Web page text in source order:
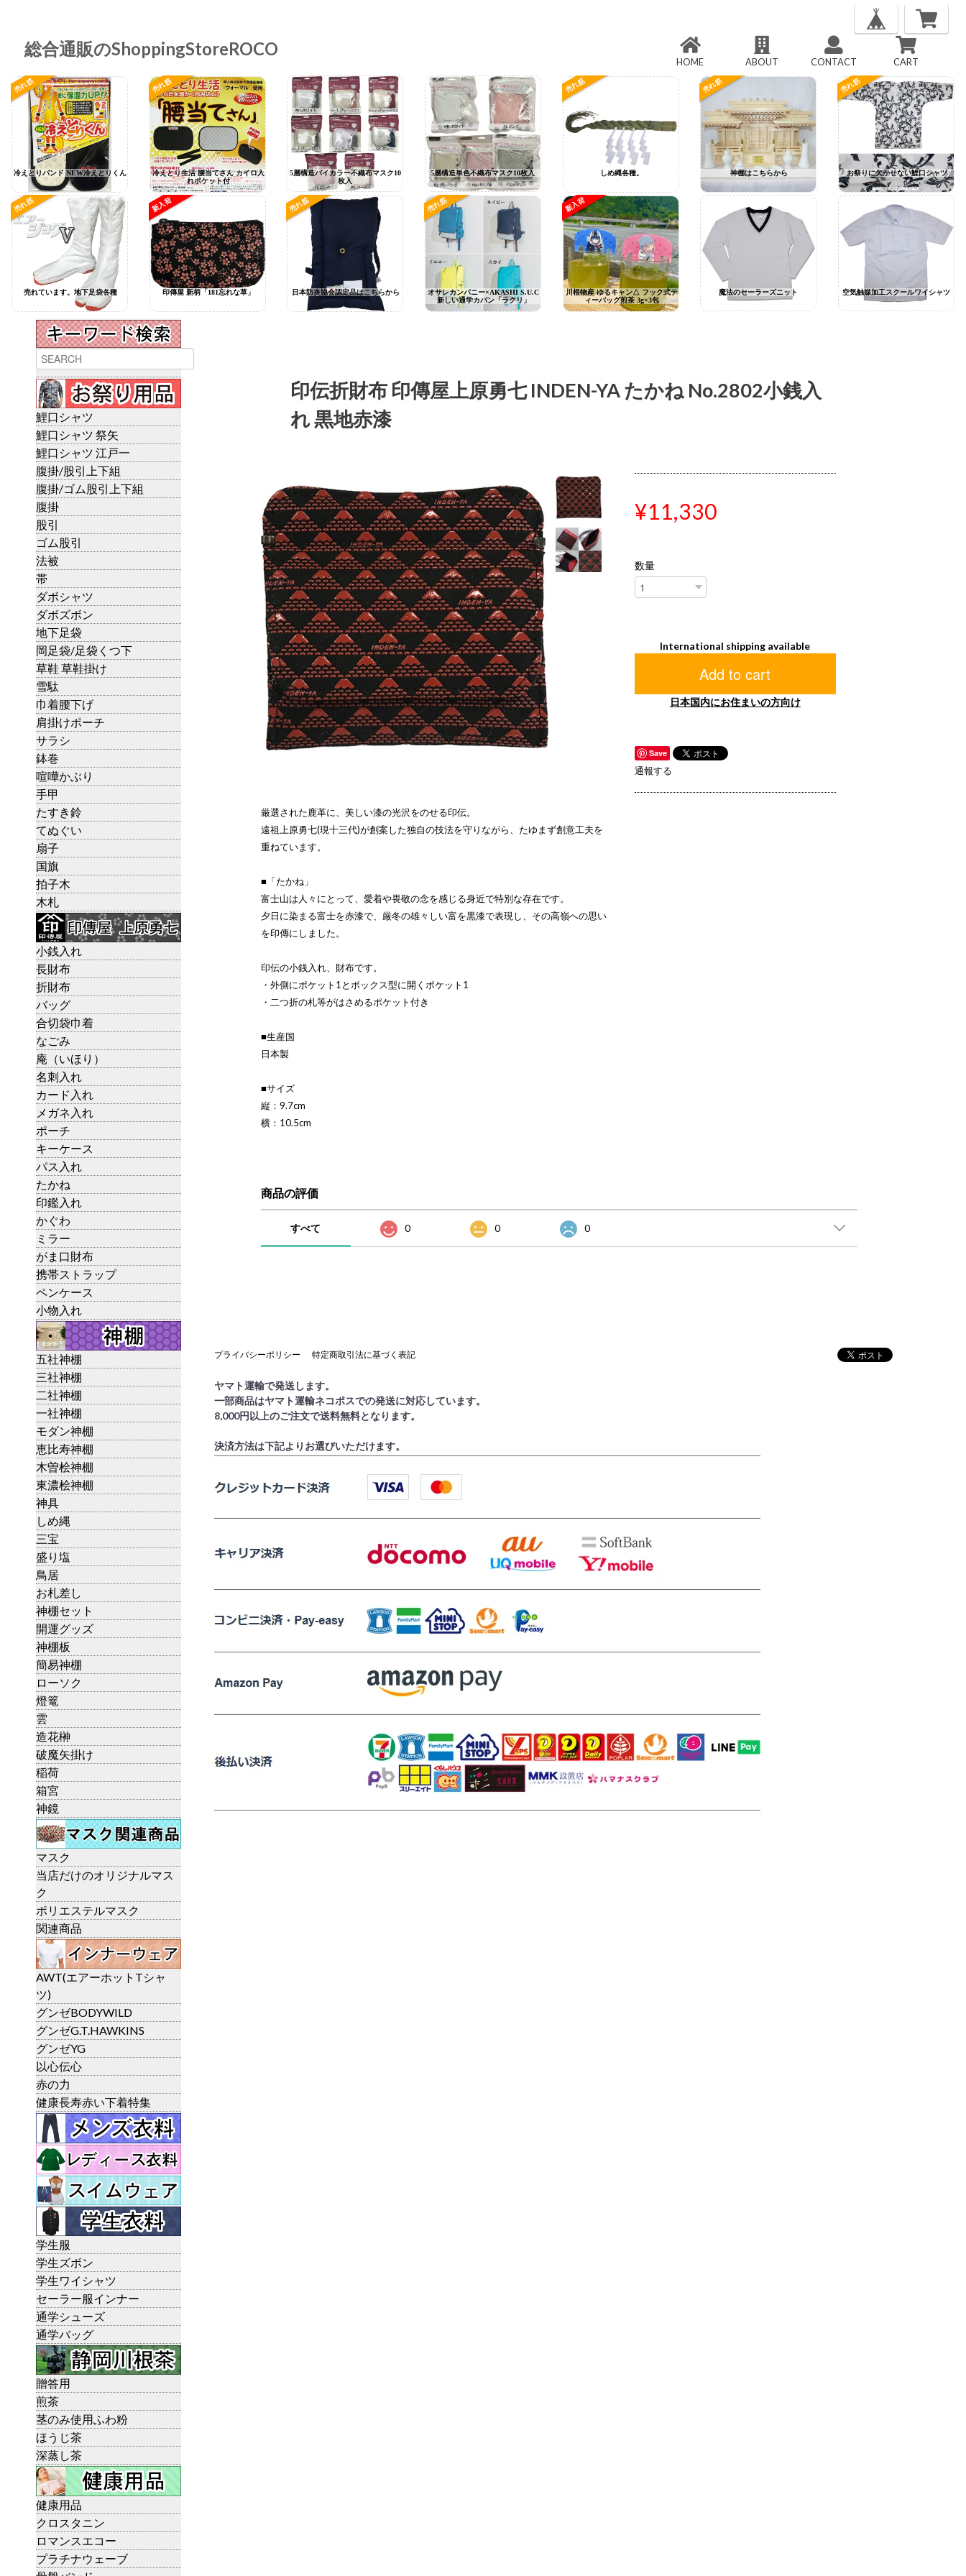
総合通販のShoppingStoreROCO
HOME ABOUT CONTACT CART
鯉口シャツ
鯉口シャツ 祭矢
鯉口シャツ 江戸一
腹掛/股引上下組
腹掛/ゴム股引上下組
腹掛
股引
ゴム股引
法被
帯
ダボシャツ
ダボズボン
地下足袋
岡足袋/足袋くつ下
草鞋 草鞋掛け
雪駄
巾着腰下げ
肩掛けポーチ
サラシ
鉢巻
喧嘩かぶり
手甲
たすき鈴
てぬぐい
扇子
国旗
拍子木
木札
小銭入れ
長財布
折財布
バッグ
合切袋巾着
なごみ
庵（いほり）
名刺入れ
カード入れ
メガネ入れ
ポーチ
キーケース
パス入れ
たかね
印鑑入れ
かぐわ
ミラー
がま口財布
携帯ストラップ
ペンケース
小物入れ
五社神棚
三社神棚
二社神棚
一社神棚
モダン神棚
恵比寿神棚
木曽桧神棚
東濃桧神棚
神具
しめ縄
三宝
盛り塩
鳥居
お札差し
神棚セット
開運グッズ
神棚板
簡易神棚
ローソク
燈篭
雲
造花榊
破魔矢掛け
稲荷
箱宮
神鏡
マスク
当店だけのオリジナルマス
ク
ポリエステルマスク
関連商品
AWT(エアーホットTシャ
ツ)
グンゼBODYWILD
グンゼG.T.HAWKINS
グンゼYG
以心伝心
赤の力
健康長寿赤い下着特集
学生服
学生ズボン
学生ワイシャツ
セーラー服インナー
通学シューズ
通学バッグ
贈答用
煎茶
茎のみ使用ふわ粉
ほうじ茶
深蒸し茶
健康用品
クロスタニン
ロマンスエコー
プラチナウェーブ
印伝折財布 印傳屋上原勇七 INDEN-YA たかね No.2802小銭入
れ 黒地赤漆
厳選された鹿革に、美しい漆の光沢をのせる印伝。
遠祖上原勇七(現十三代)が創案した独自の技法を守りながら、たゆまず創意工夫を
重ねています。
■「たかね」
富士山は人々にとって、愛着や畏敬の念を感じる身近で特別な存在です。
夕日に染まる富士を赤漆で、厳冬の雄々しい富を黒漆で表現し、その高嶺への思い
を印傳にしました。
印伝の小銭入れ、財布です。
・外側にポケット1とボックス型に開くポケット1
・二つ折の札等がはさめるポケット付き
■生産国
日本製
■サイズ
縦：9.7cm
横：10.5cm
¥11,330
数量
International shipping available
Add to cart
日本国内にお住まいの方向け
Save
通報する
商品の評価
すべて 0 0 0
プライバシーポリシー 特定商取引法に基づく表記
ヤマト運輸で発送します。
一部商品はヤマト運輸ネコポスでの発送に対応しています。
8,000円以上のご注文で送料無料となります。
決済方法は下記よりお選びいただけます。